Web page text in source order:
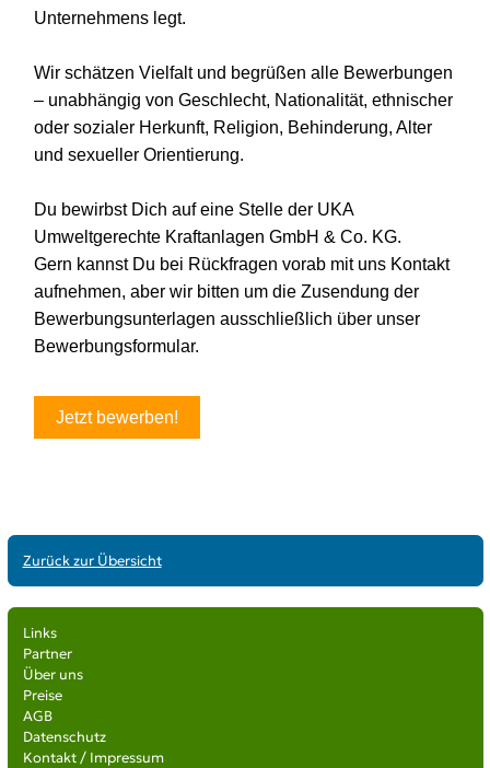
Zurück zur Übersicht
Links
Partner
Über uns
Preise
AGB
Datenschutz
Kontakt / Impressum